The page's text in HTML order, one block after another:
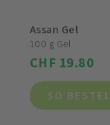
Assan Gel
100 g Gel
CHF 19.80
SO